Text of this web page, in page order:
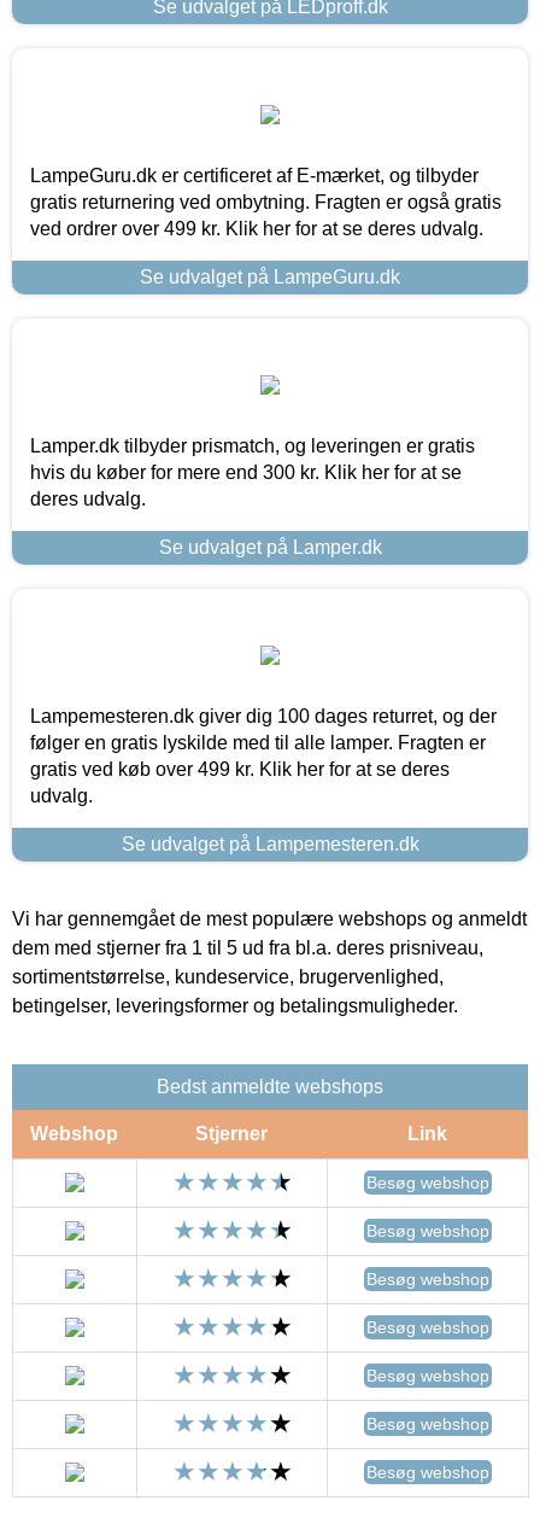
Se udvalget på LEDproff.dk
LampeGuru.dk er certificeret af E-mærket, og tilbyder
gratis returnering ved ombytning. Fragten er også gratis
ved ordrer over 499 kr. Klik her for at se deres udvalg.
Se udvalget på LampeGuru.dk
Lamper.dk tilbyder prismatch, og leveringen er gratis
hvis du køber for mere end 300 kr. Klik her for at se
deres udvalg.
Se udvalget på Lamper.dk
Lampemesteren.dk giver dig 100 dages returret, og der
følger en gratis lyskilde med til alle lamper. Fragten er
gratis ved køb over 499 kr. Klik her for at se deres
udvalg.
Se udvalget på Lampemesteren.dk
Vi har gennemgået de mest populære webshops og anmeldt
dem med stjerner fra 1 til 5 ud fra bl.a. deres prisniveau,
sortimentstørrelse, kundeservice, brugervenlighed,
betingelser, leveringsformer og betalingsmuligheder.
Bedst anmeldte webshops
Webshop Stjerner Link
Besøg webshop
Besøg webshop
Besøg webshop
Besøg webshop
Besøg webshop
Besøg webshop
Besøg webshop